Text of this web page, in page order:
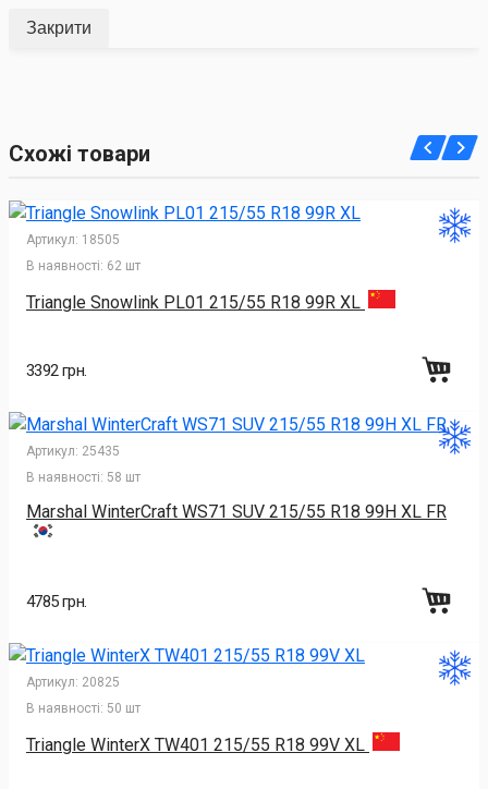
Закрити
Схожі товари
Артикул: 18505
В наявності: 62 шт
Triangle Snowlink PL01 215/55 R18 99R XL
3392 грн.
Артикул: 25435
В наявності: 58 шт
Marshal WinterCraft WS71 SUV 215/55 R18 99H XL FR
4785 грн.
Артикул: 20825
В наявності: 50 шт
Triangle WinterX TW401 215/55 R18 99V XL